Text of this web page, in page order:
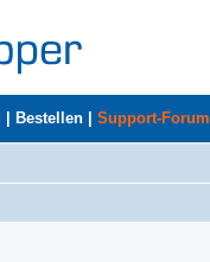
Bestellen Support-Forum